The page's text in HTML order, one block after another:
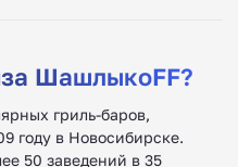
ШашлыкоFF?
гриль-баров,
году в Новосибирске.
50 заведений в 35